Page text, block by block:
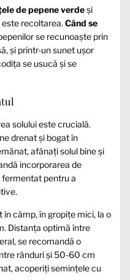
de pepene verdeși
recoltarea.Când se
se recunoaște prin
și printr-un sunet ușor
se usucă și se
solului este crucială.
drenat și bogat în
afânați solul bine și
incorporarea de
fermentat pentru a
câmp, în gropițe mici, la o
Distanța optimă între
se recomandă o
rânduri și 50-60 cm
acoperiți semințele cu